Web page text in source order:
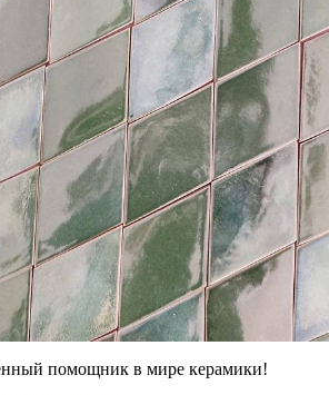
помощник в мире керамики!